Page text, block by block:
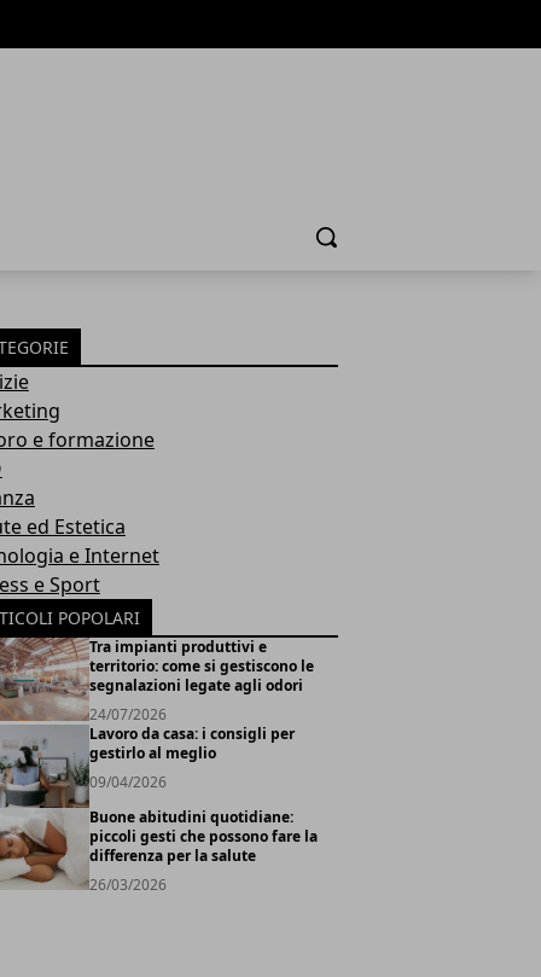
Cerca
e formazione
ed Estetica
e Internet
e Sport
POPOLARI
Tra impianti produttivi e
territorio: come si gestiscono le
segnalazioni legate agli odori
24/07/2026
Lavoro da casa: i consigli per
gestirlo al meglio
09/04/2026
Buone abitudini quotidiane:
piccoli gesti che possono fare la
differenza per la salute
26/03/2026